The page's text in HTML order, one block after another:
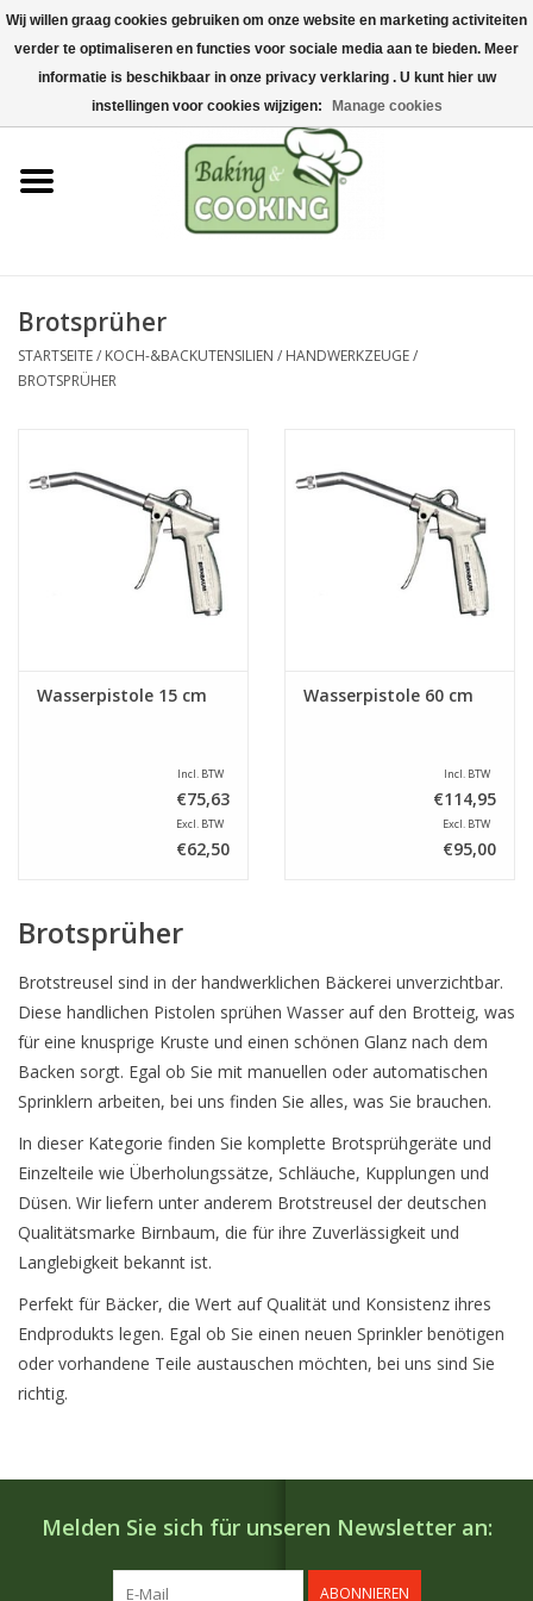
Startseite
Koch-&Backutensilien
Maschinen & Teile
Edelstahl
Brotsprüher
STARTSEITE/ KOCH-&BACKUTENSILIEN / HANDWERKZEUGE/
BROTSPRÜHER
Wasserpistole 15 cm
Incl. BTW
€75,63
Excl. BTW
€62,50
Wasserpistole 60 cm
Incl. BTW
€114,95
Excl. BTW
€95,00
Brotsprüher
Brotstreusel sind in der handwerklichen Bäckerei unverzichtbar.
Diese handlichen Pistolen sprühen Wasser auf den Brotteig, was
für eine knusprige Kruste und einen schönen Glanz nach dem
Backen sorgt. Egal ob Sie mit manuellen oder automatischen
Sprinklern arbeiten, bei uns finden Sie alles, was Sie brauchen.
In dieser Kategorie finden Sie komplette Brotsprühgeräte und
Einzelteile wie Überholungssätze, Schläuche, Kupplungen und
Düsen. Wir liefern unter anderem Brotstreusel der deutschen
Qualitätsmarke Birnbaum, die für ihre Zuverlässigkeit und
Langlebigkeit bekannt ist.
Perfekt für Bäcker, die Wert auf Qualität und Konsistenz ihres
Endprodukts legen. Egal ob Sie einen neuen Sprinkler benötigen
oder vorhandene Teile austauschen möchten, bei uns sind Sie
richtig.
Melden Sie sich für unseren Newsletter an:
ABONNIEREN
Wij willen graag cookies gebruiken om onze website en marketing activiteiten
verder te optimaliseren en functies voor sociale media aan te bieden. Meer
informatie is beschikbaar in onze privacy verklaring . U kunt hier uw
instellingen voor cookies wijzigen:
Manage cookies